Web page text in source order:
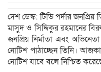
দেশ ডেস্ক: টিভি পর্দার
মাসুদ ও সিদ্দিকুর রহমানের
জনপ্রিয় নির্মাতা এবং
নোটিশ পাঠাচ্ছেন তিনি।
নোটিশ যাবে বলে নিশ্চিত